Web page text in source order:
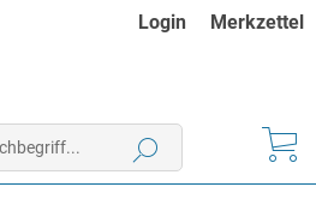
Login Merkzettel